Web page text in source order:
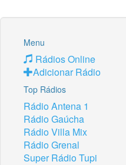
Menu
Rádios Online
Adicionar Rádio
Top Rádios
Rádio Antena 1
Rádio Gaúcha
Rádio Villa Mix
Rádio Grenal
Super Rádio Tupi